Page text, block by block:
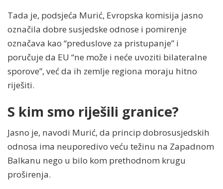
Tada je, podsjeća Murić, Evropska komisija jasno
označila dobre susjedske odnose i pomirenje
označava kao “preduslove za pristupanje” i
poručuje da EU “ne može i neće uvoziti bilateralne
sporove”, već da ih zemlje regiona moraju hitno
riješiti.
S kim smo riješili granice?
Jasno je, navodi Murić, da princip dobrosusjedskih
odnosa ima neuporedivo veću težinu na Zapadnom
Balkanu nego u bilo kom prethodnom krugu
proširenja.